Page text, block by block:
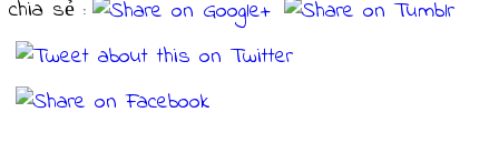
chia sẻ :